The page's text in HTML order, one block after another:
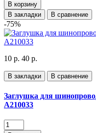
В корзину
В закладки
В сравнение
-75%
10 р. 40 р.
В закладки В сравнение
Заглушка для
A210033